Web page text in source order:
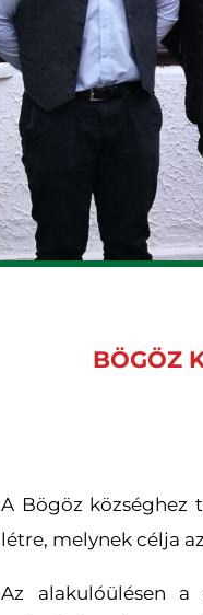
BÖGÖZ
A Bögöz községhez
létre, melynek célja
Az alakulóülésen